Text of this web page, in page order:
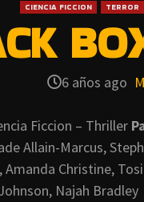
CIENCIA FICCION TERROR
6 años ago
Ficcion – Thriller
Allain-Marcus,
Christine,
Najah Bradley